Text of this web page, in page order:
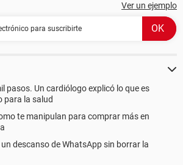
Ver un ejemplo
pasos. Un cardiólogo explicó lo que es
para la salud
te manipulan para comprar más en
descanso de WhatsApp sin borrar la